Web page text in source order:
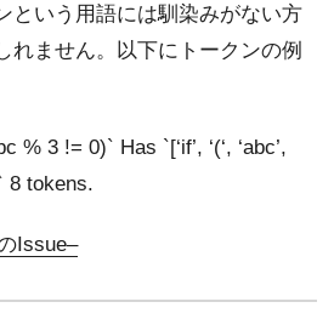
という用語には馴染みがない方
れません。以下にトークンの例
% 3 != 0)` Has `[‘if’, ‘(‘, ‘abc’,
8 tokens.
Issue–